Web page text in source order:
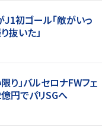
J1初ゴール「敵がいっ
抜いた」
り」バルセロナFWフェ
円でパリSGへ